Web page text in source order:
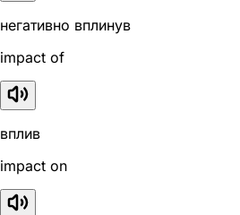
негативно вплинув
impact of
вплив
impact on